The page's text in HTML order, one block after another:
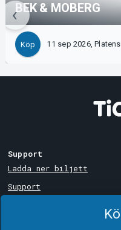
BEK & MOBERG
Köp 11 sep 2026,
Support
Ladda ner biljett
Support